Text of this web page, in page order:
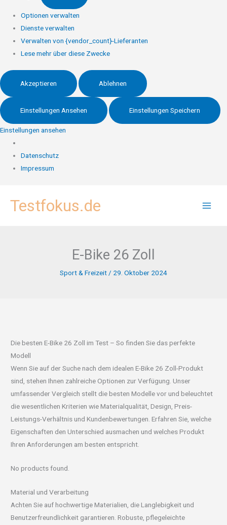
Optionen verwalten
Dienste verwalten
Verwalten von {vendor_count}-Lieferanten
Lese mehr über diese Zwecke
Akzeptieren Ablehnen
Einstellungen Ansehen Einstellungen Speichern
Einstellungen ansehen
Datenschutz
Impressum
InhaltTestfokus.de
E-Bike 26 Zoll
Sport & Freizeit / 29. Oktober 2024
Die besten E-Bike 26 Zoll im Test – So finden Sie das perfekte
Modell
Wenn Sie auf der Suche nach dem idealen E-Bike 26 Zoll-Produkt
sind, stehen Ihnen zahlreiche Optionen zur Verfügung. Unser
umfassender Vergleich stellt die besten Modelle vor und beleuchtet
die wesentlichen Kriterien wie Materialqualität, Design, Preis-
Leistungs-Verhältnis und Kundenbewertungen. Erfahren Sie, welche
Eigenschaften den Unterschied ausmachen und welches Produkt
Ihren Anforderungen am besten entspricht.
No products found.
Material und Verarbeitung
Achten Sie auf hochwertige Materialien, die Langlebigkeit und
Benutzerfreundlichkeit garantieren. Robuste, pflegeleichte